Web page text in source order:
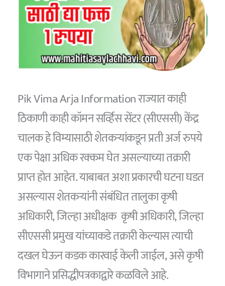
Pik Vima Arja Information राज्यात काही
ठिकाणी काही कॉमन सर्व्हिस सेंटर (सीएससी) केंद्र
चालक हे विम्यासाठी शेतकऱ्यांकडून प्रती अर्ज रुपये
एक पेक्षा अधिक रक्कम घेत असल्याच्या तक्रारी
प्राप्त होत आहेत. याबाबत अशा प्रकारची घटना घडत
असल्यास शेतकऱ्यांनी संबंधित तालुका कृषी
अधिकारी, जिल्हा अधीक्षक कृषी अधिकारी, जिल्हा
सीएससी प्रमुख यांच्याकडे तक्रारी केल्यास त्याची
दखल घेऊन कडक कारवाई केली जाईल, असे कृषी
विभागाने प्रसिद्धीपत्रकाद्वारे कळविले आहे.